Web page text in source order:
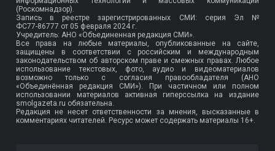
(Роскомнадзор).
Запись в реестре зарегистрированных СМИ: серия Эл №
ФС77-86777 от 05 февраля 2024 г.
Учредитель: АНО «Объединенная редакция СМИ».
Все права на любые материалы, опубликованные на сайте,
защищены в соответствии с российским и международным
законодательством об авторском праве и смежных правах. Любое
использование текстовых, фото, аудио и видеоматериалов
возможно только с согласия правообладателя (АНО
«Объединённая редакция СМИ»). При частичном или полном
использовании материалов активная гиперссылка на издание
smolgazeta.ru обязательна.
Редакция не несет ответственности за мнения, высказанные в
комментариях читателей. Ресурс может содержать материалы 16+.